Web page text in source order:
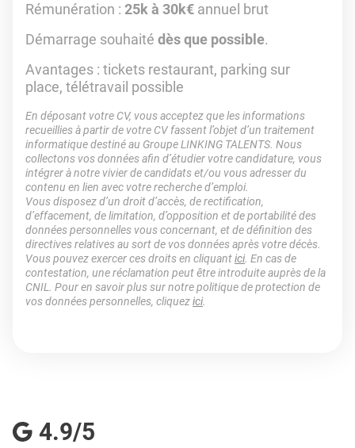
Rémunération : 25k à 30k€ annuel brut
Démarrage souhaité dès que possible.
Avantages : tickets restaurant, parking sur
place, télétravail possible
En déposant votre CV, vous acceptez que les informations
recueillies à partir de votre CV fassent l’objet d’un traitement
informatique destiné au Groupe LINKING TALENTS. Nous
collectons vos données afin d’étudier votre candidature, vous
intégrer à notre vivier de candidats et/ou vous adresser du
contenu en lien avec votre recherche d’emploi.
Vous disposez d’un droit d’accès, de rectification,
d’effacement, de limitation, d’opposition et de portabilité des
données personnelles vous concernant, et de définition des
directives relatives au sort de vos données après votre décès.
Vous pouvez exercer ces droits en cliquantici. En cas de
contestation, une réclamation peut être introduite auprès de la
CNIL. Pour en savoir plus sur notre politique de protection de
vos données personnelles, cliquezici.
4.9/5